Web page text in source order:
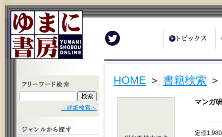
→詳細検索へ
HOME ＞ 書籍検索
マンガ
定価